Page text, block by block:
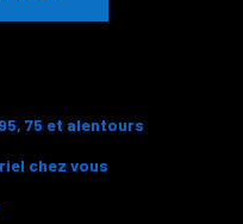
75 et alentours
chez vous